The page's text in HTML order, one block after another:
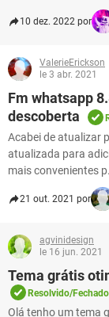
10 dez. 2022 por
ValerieErickson
le 3 abr. 2021
Fm whatsapp
descoberta
Acabei de atualizar
atualizada para
mais convenientes
21 out. 2021 por
agvinidesign
le 16 jun. 2021
Tema grátis
Resolvido/Fechado
Olá tenho um tema